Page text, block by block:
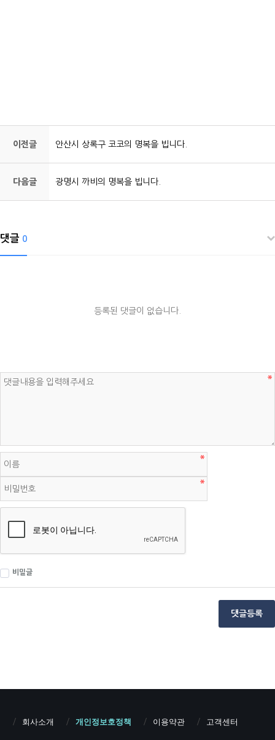
이전글 안산시 상록구 코코의 명복을 빕니다.
다음글 광명시 까비의 명복을 빕니다.
댓글 0
등록된 댓글이 없습니다.
비밀글
댓글등록
회사소개 개인정보호정책 이용약관 고객센터